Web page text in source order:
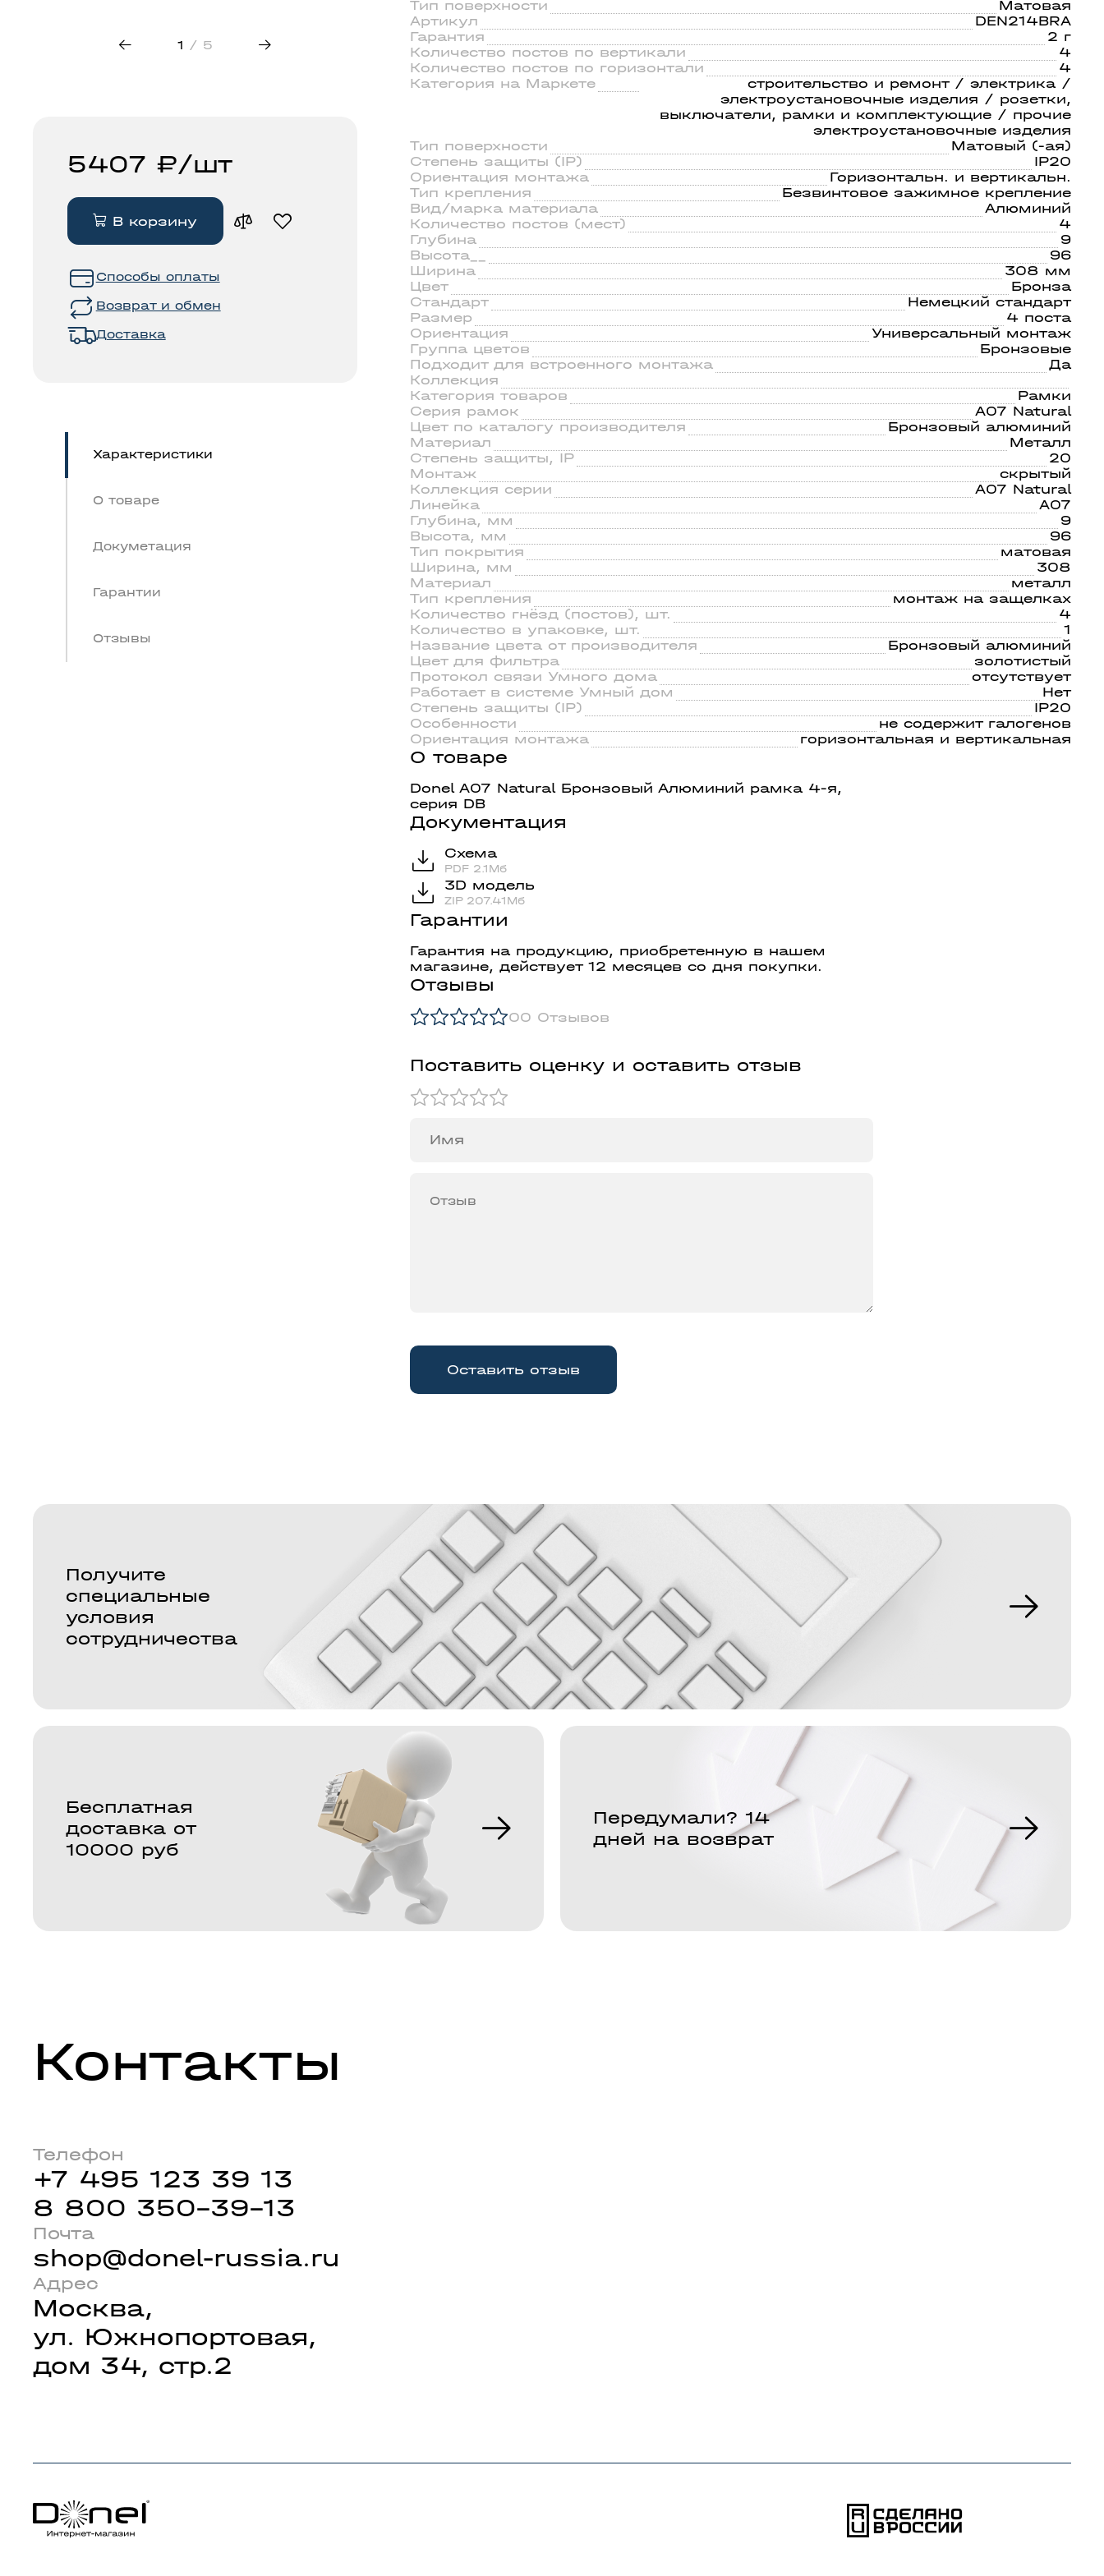
светильники56
45
светом21
1 / 5
5407 ₽/шт
В корзину
Способы оплаты
Возврат и обмен
Доставка
Характеристики
О товаре
Докуметация
Гарантии
Отзывы
Тип поверхности
Матовая
Артикул
DEN214BRA
Гарантия
2 г
Количество постов по вертикали
4
Количество постов по горизонтали
4
Категория на Маркете
строительство и ремонт / электрика /
электроустановочные изделия / розетки,
выключатели, рамки и комплектующие / прочие
электроустановочные изделия
Тип поверхности
Матовый (-ая)
Степень защиты (IP)
IP20
Ориентация монтажа
Горизонтальн. и вертикальн.
Тип крепления
Безвинтовое зажимное крепление
Вид/марка материала
Алюминий
Количество постов (мест)
4
Глубина
9
Высота__
96
Ширина
308 мм
Цвет
Бронза
Стандарт
Немецкий стандарт
Размер
4 поста
Ориентация
Универсальный монтаж
Группа цветов
Бронзовые
Подходит для встроенного монтажа
Да
Коллекция
Категория товаров
Рамки
Серия рамок
A07 Natural
Цвeт по каталогу производителя
Бронзовый алюминий
Материал
Металл
Степень зaщиты, IP
20
Монтаж
скрытый
Коллекция серии
A07 Natural
Линейка
A07
Глубина, мм
9
Высота, мм
96
Тип покрытия
матовая
Ширина, мм
308
Материал
металл
Тип крепления
монтаж на защелках
Количество гнёзд (постов), шт.
4
Количество в упаковке, шт.
1
Название цвета от производителя
Бронзовый алюминий
Цвет для фильтра
золотистый
Протокол связи Умного дома
отсутствует
Работает в системе Умный дом
Нет
Степень защиты (IP)
IP20
Особенности
не содержит галогенов
Ориентация монтажа
горизонтальная и вертикальная
О товаре
Donel A07 Natural Бронзовый Алюминий рамка 4-я,
серия DB
Документация
Схема
PDF 2.1Мб
3D модель
ZIP 207.41Мб
Гарантии
Гарантия на продукцию, приобретенную в нашем
магазине, действует 12 месяцев со дня покупки.
Отзывы
00 Отзывов
Поставить оценку и оставить отзыв
Оставить отзыв
Получите
специальные
условия
сотрудничества
Бесплатная
доставка от
10000 руб
Передумали? 14
дней на возврат
Контакты
Телефон
+7 495 123 39 13
8 800 350-39-13
Почта
shop@donel-russia.ru
Адрес
Москва,
ул. Южнопортовая,
дом 34, стр.2